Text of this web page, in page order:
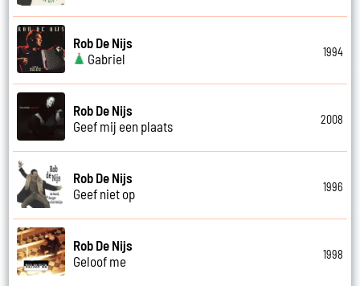
Rob De Nijs
Gabriel
1994
Rob De Nijs
Geef mij een plaats
2008
Rob De Nijs
Geef niet op
1996
Rob De Nijs
Geloof me
1998